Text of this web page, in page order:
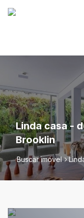
Linda casa -
Brooklin
Buscar imóvel